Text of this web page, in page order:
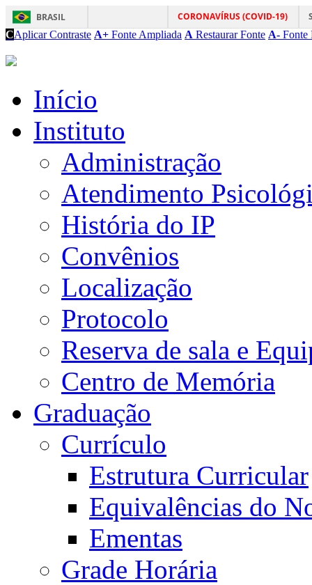
BRASIL CORONAVÍRUS (COVID-19)
CAplicar Contraste A+ Fonte Ampliada A Restaurar Fonte A- Fonte
Início
Instituto
Administração
Atendimento
História do IP
Convênios
Localização
Protocolo
Reserva de sala e
Centro de Memória
Graduação
Currículo
Estrutura Curricular
Equivalências do
Ementas
Grade Horária